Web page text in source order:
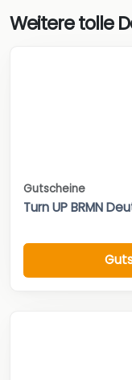
Weitere tolle
Gutscheine
Turn UP BRMN